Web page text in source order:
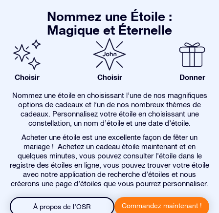
Nommez une Étoile :
Magique et Éternelle
Choisir Choisir Donner
Nommez une étoile en choisissant l’une de nos magnifiques
options de cadeaux et l’un de nos nombreux thèmes de
cadeaux. Personnalisez votre étoile en choisissant une
constellation, un nom d’étoile et une date d’étoile.
Acheter une étoile est une excellente façon de fêter un
mariage ! Achetez un cadeau étoile maintenant et en
quelques minutes, vous pouvez consulter l’étoile dans le
registre des étoiles en ligne, vous pouvez trouver votre étoile
avec notre application de recherche d’étoiles et nous
créerons une page d’étoiles que vous pourrez personnaliser.
À propos de l’OSR Commandez maintenant !